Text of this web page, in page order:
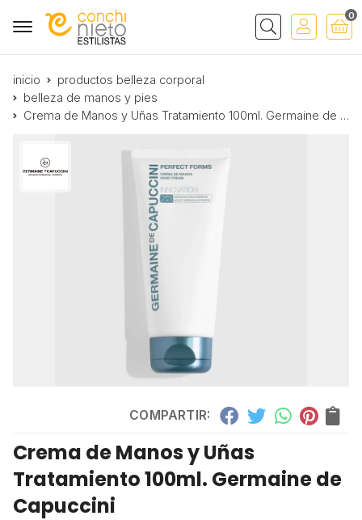
Buscar
0
inicio
productos belleza corporal
belleza de manos y pies
Crema de Manos y Uñas Tratamiento 100ml. Germaine de Capuccini
COMPARTIR:
Crema de Manos y Uñas
Tratamiento 100ml. Germaine de
Capuccini